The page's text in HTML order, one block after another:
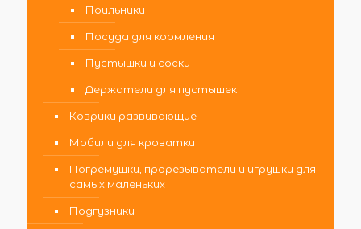
Поильники
Посуда для кормления
Пустышки и соски
Держатели для пустышек
Коврики развивающие
Мобили для кроватки
Погремушки, прорезыватели и игрушки для
самых маленьких
Подгузники